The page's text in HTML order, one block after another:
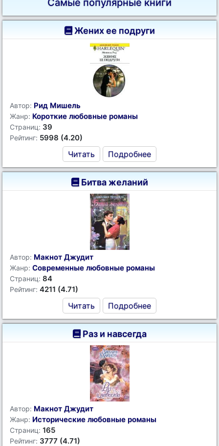
Самые популярные книги
Жених ее подруги
Автор: Рид Мишель
Жанр: Короткие любовные романы
Страниц: 39
Рейтинг: 5998 (4.20)
Читать Подробнее
Битва желаний
Автор: Макнот Джудит
Жанр: Современные любовные романы
Страниц: 84
Рейтинг: 4211 (4.71)
Читать Подробнее
Раз и навсегда
Автор: Макнот Джудит
Жанр: Исторические любовные романы
Страниц: 165
Рейтинг: 3777 (4.71)